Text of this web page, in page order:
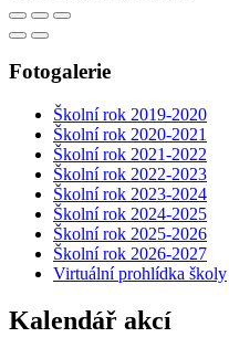
Fotogalerie
Školní rok 2019-2020
Školní rok 2020-2021
Školní rok 2021-2022
Školní rok 2022-2023
Školní rok 2023-2024
Školní rok 2024-2025
Školní rok 2025-2026
Školní rok 2026-2027
Virtuální prohlídka školy
Kalendář akcí